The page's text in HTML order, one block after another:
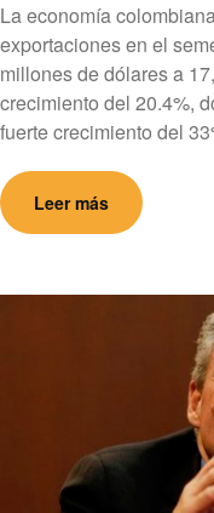
La economía
exportaciones en el
millones de dólares a
crecimiento del 20.4%,
fuerte crecimiento del
Leer más